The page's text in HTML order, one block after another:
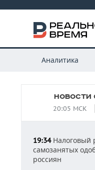
Аналитика
НОВОСТИ
20:05 МСК
19:34Налоговый
самозанятых
россиян